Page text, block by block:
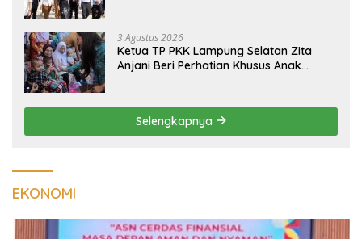
3 Agustus 2026
Ketua TP PKK Lampung Selatan Zita
Anjani Beri Perhatian Khusus Anak
Selengkapnya
EKONOMI